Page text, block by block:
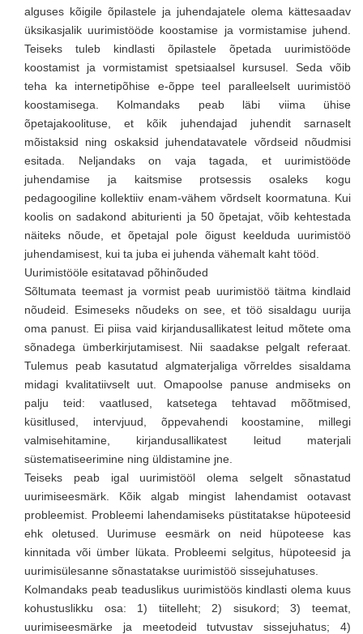
alguses kõigile õpilastele ja juhendajatele olema kättesaadav
üksikasjalik uurimistööde koostamise ja vormistamise juhend.
Teiseks tuleb kindlasti õpilastele õpetada uurimistööde
koostamist ja vormistamist spetsiaalsel kursusel. Seda võib
teha ka internetipõhise e-õppe teel paralleelselt uurimistöö
koostamisega. Kolmandaks peab läbi viima ühise
õpetajakoolituse, et kõik juhendajad juhendit sarnaselt
mõistaksid ning oskaksid juhendatavatele võrdseid nõudmisi
esitada. Neljandaks on vaja tagada, et uurimistööde
juhendamise ja kaitsmise protsessis osaleks kogu
pedagoogiline kollektiiv enam-vähem võrdselt koormatuna. Kui
koolis on sadakond abiturienti ja 50 õpetajat, võib kehtestada
näiteks nõude, et õpetajal pole õigust keelduda uurimistöö
juhendamisest, kui ta juba ei juhenda vähemalt kaht tööd.
Uurimistööle esitatavad põhinõuded
Sõltumata teemast ja vormist peab uurimistöö täitma kindlaid
nõudeid. Esimeseks nõudeks on see, et töö sisaldagu uurija
oma panust. Ei piisa vaid kirjandusallikatest leitud mõtete oma
sõnadega ümberkirjutamisest. Nii saadakse pelgalt referaat.
Tulemus peab kasutatud algmaterjaliga võrreldes sisaldama
midagi kvalitatiivselt uut. Omapoolse panuse andmiseks on
palju teid: vaatlused, katsetega tehtavad mõõtmised,
küsitlused, intervjuud, õppevahendi koostamine, millegi
valmisehitamine, kirjandusallikatest leitud materjali
süstematiseerimine ning üldistamine jne.
Teiseks peab igal uurimistööl olema selgelt sõnastatud
uurimiseesmärk. Kõik algab mingist lahendamist ootavast
probleemist. Probleemi lahendamiseks püstitatakse hüpoteesid
ehk oletused. Uurimuse eesmärk on neid hüpoteese kas
kinnitada või ümber lükata. Probleemi selgitus, hüpoteesid ja
uurimisülesanne sõnastatakse uurimistöö sissejuhatuses.
Kolmandaks peab teaduslikus uurimistöös kindlasti olema kuus
kohustuslikku osa: 1) tiitelleht; 2) sisukord; 3) teemat,
uurimiseesmärke ja meetodeid tutvustav sissejuhatus; 4)